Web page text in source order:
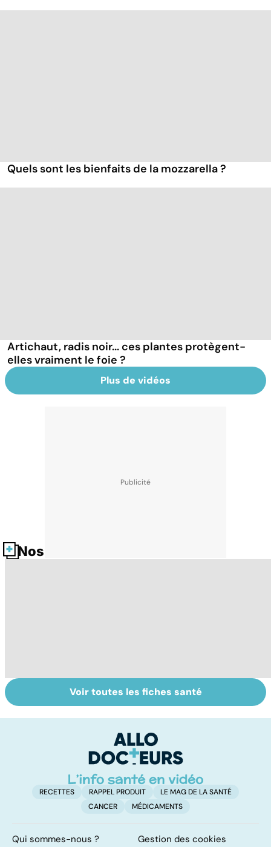
Quels sont les bienfaits de la mozzarella ?
Artichaut, radis noir... ces plantes protègent-
elles vraiment le foie ?
Plus de vidéos
Nos fiches santé
Tout savoir sur
les infections
Inflammation des
amygdales : que
d'angine ?
Voir toutes les fiches santé
RECETTES RAPPEL PRODUIT
LE MAG DE LA SANTÉ
CANCER
MÉDICAMENTS
Qui sommes-nous ? Gestion des cookies